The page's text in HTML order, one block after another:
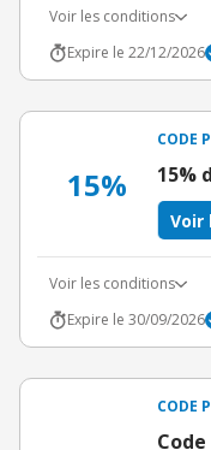
Voir les conditions
Expire le 22/12/2026
15%
CODE
15%
Voir
Voir les conditions
Expire le 30/09/2026
CODE